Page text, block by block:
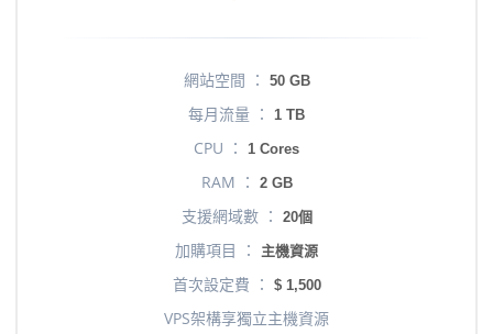
網站空間 ： 50 GB
每月流量 ： 1 TB
CPU ： 1 Cores
RAM ： 2 GB
支援網域數 ： 20個
加購項目 ： 主機資源
首次設定費 ： $ 1,500
VPS架構享獨立主機資源